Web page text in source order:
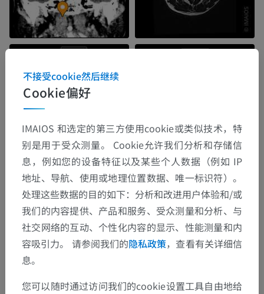
Cookie偏好
不接受cookie然后继续
IMAIOS 和选定的第三方使用cookie或类似技术，特
别是用于受众测量。 Cookie允许我们分析和存储信
息，例如您的设备特征以及某些个人数据（例如 IP
地址、导航、使用或地理位置数据、唯一标识符）。
处理这些数据的目的如下：分析和改进用户体验和/或
我们的内容提供、产品和服务、受众测量和分析、与
社交网络的互动、个性化内容的显示、性能测量和内
容吸引力。 请参阅我们的隐私政策，查看有关详细信
息。
您可以随时通过访问我们的cookie设置工具自由地给